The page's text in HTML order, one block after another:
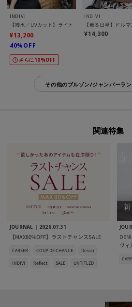
INDIVI
【撥水／UVカット】ライトフーディーブルゾン
¥13,200
40%OFF
さらに10%OFF
INDIVI
【着る日傘】ドル
¥14,300
その他のブルゾン/ジャンバーラ
関連特集
JOURNAL | 2026.07.31
【MAX80%OFF】ラストチャンスSALE
CAREER COUP DE CHANCE
Dessin
INDIVI
Reflect SALE UNTITLED
ヴィ）